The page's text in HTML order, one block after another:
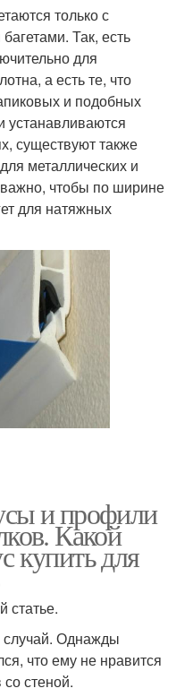
только с
Так, есть
для
а есть те, что
и подобных
устанавливаются
существуют также
металлических и
чтобы по ширине
для натяжных
и профили
Какой
купить для
статье.
случай. Однажды
что ему не нравится
стеной.